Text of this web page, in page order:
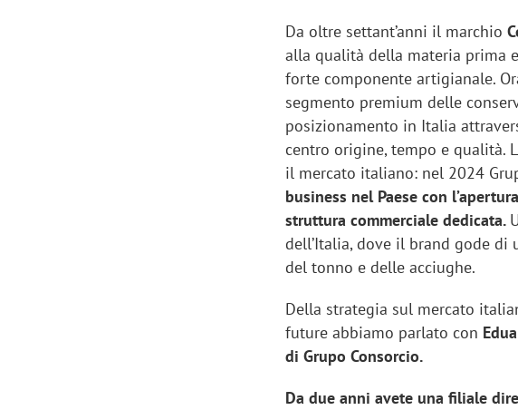
Da oltre settant’anni il marchio
alla qualità della materia prima
forte componente artigianale.
segmento premium delle
posizionamento in Italia
centro origine, tempo e qualità.
il mercato italiano: nel 2024
business nel Paese con
struttura commerciale dedicata.
dell’Italia, dove il brand gode
del tonno e delle acciughe.
Della strategia sul mercato
future abbiamo parlato con
di Grupo Consorcio.
Da due anni avete una filiale